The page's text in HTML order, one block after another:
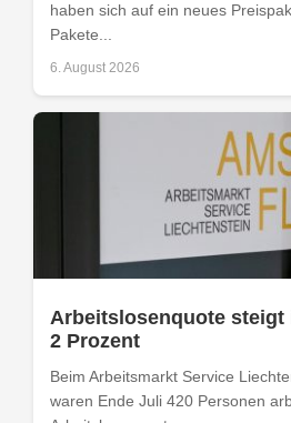
haben sich auf ein neues
Pakete...
6. August 2026
Arbeitslosenquote
2 Prozent
Beim Arbeitsmarkt Service
waren Ende Juli 420 Personen